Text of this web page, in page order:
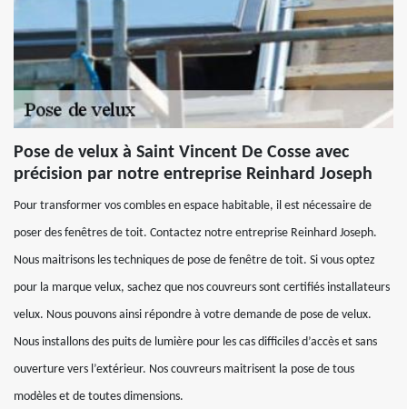
Pose de velux à Saint Vincent De Cosse avec
précision par notre entreprise Reinhard Joseph
Pour transformer vos combles en espace habitable, il est nécessaire de
poser des fenêtres de toit. Contactez notre entreprise Reinhard Joseph.
Nous maitrisons les techniques de pose de fenêtre de toit. Si vous optez
pour la marque velux, sachez que nos couvreurs sont certifiés installateurs
velux. Nous pouvons ainsi répondre à votre demande de pose de velux.
Nous installons des puits de lumière pour les cas difficiles d’accès et sans
ouverture vers l’extérieur. Nos couvreurs maitrisent la pose de tous
modèles et de toutes dimensions.